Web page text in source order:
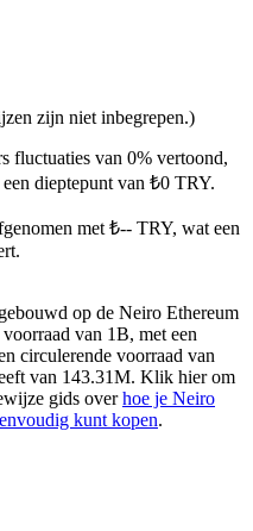
zijn niet inbegrepen.)
fluctuaties van 0% vertoond,
dieptepunt van ₺0 TRY.
met ₺-- TRY, wat een
op de Neiro Ethereum
van 1B, met een
circulerende voorraad van
van 143.31M. Klik hier om
gids overhoe je Neiro
kunt kopen.